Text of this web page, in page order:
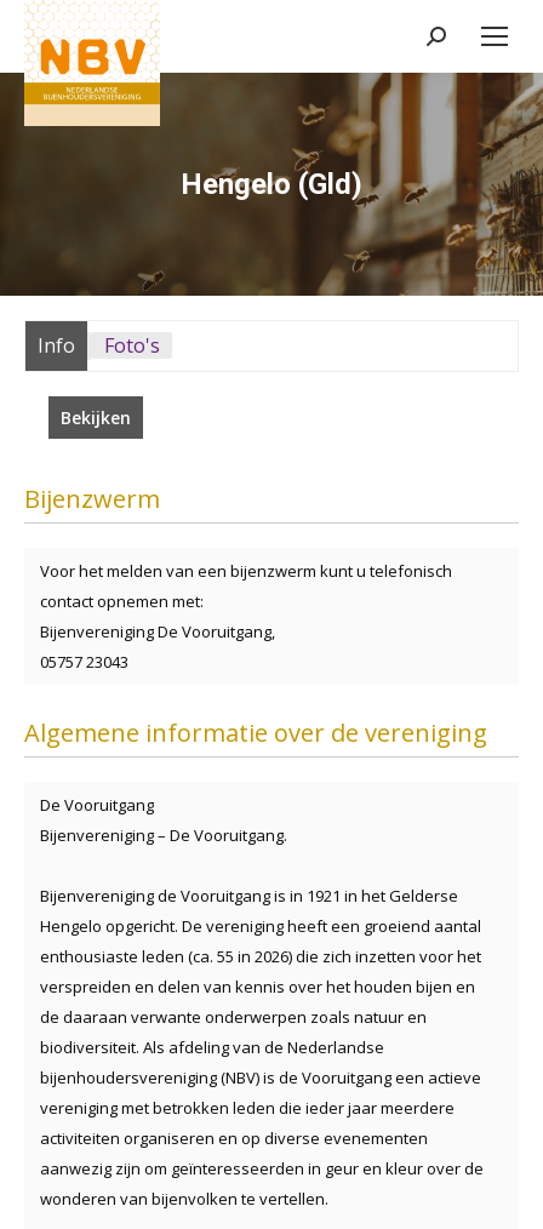
Zoeken:
Hengelo (Gld)
Info Foto's
Bekijken
Bijenzwerm
Voor het melden van een bijenzwerm kunt u telefonisch
contact opnemen met:
Bijenvereniging De Vooruitgang,
05757 23043
Algemene informatie over de vereniging
De Vooruitgang
Bijenvereniging – De Vooruitgang.
Bijenvereniging de Vooruitgang is in 1921 in het Gelderse
Hengelo opgericht. De vereniging heeft een groeiend aantal
enthousiaste leden (ca. 55 in 2026) die zich inzetten voor het
verspreiden en delen van kennis over het houden bijen en
de daaraan verwante onderwerpen zoals natuur en
biodiversiteit. Als afdeling van de Nederlandse
bijenhoudersvereniging (NBV) is de Vooruitgang een actieve
vereniging met betrokken leden die ieder jaar meerdere
activiteiten organiseren en op diverse evenementen
aanwezig zijn om geïnteresseerden in geur en kleur over de
wonderen van bijenvolken te vertellen.